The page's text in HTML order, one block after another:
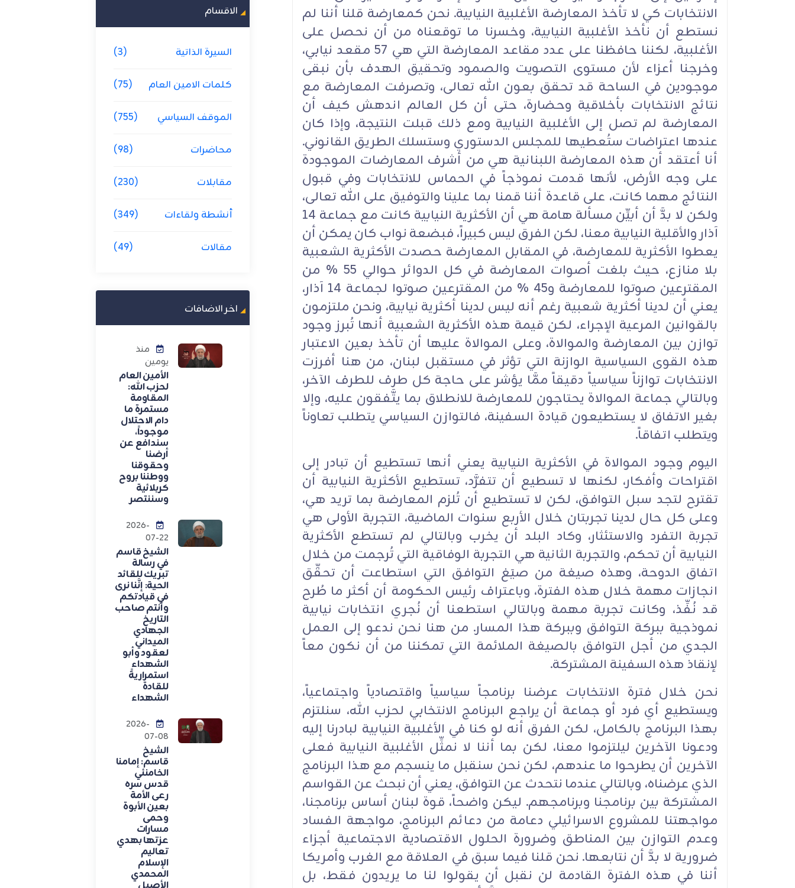
الانتخابات كي لا تأخذ المعارضة الأغلبية النيابية. نحن كمعارضة قلنا أننا لم
نستطع أن نأخذ الأغلبية النيابية، وخسرنا ما توقعناه من أن نحصل على
الأغلبية، لكننا حافظنا على عدد مقاعد المعارضة التي هي 57 مقعد نيابي،
وخرجنا أعزاء لأن مستوى التصويت والصمود وتحقيق الهدف بأن نبقى
موجودين في الساحة قد تحقق بعون الله تعالى، وتصرفت المعارضة مع
نتائج الانتخابات بأخلاقية وحضارة، حتى أن كل العالم اندهش كيف أن
المعارضة لم تصل إلى الأغلبية النيابية ومع ذلك قبلت النتيجة، وإذا كان
عندها اعتراضات ستُعطيها للمجلس الدستوري وستسلك الطريق القانوني.
أنا أعتقد أن هذه المعارضة اللبنانية هي من أشرف المعارضات الموجودة
على وجه الأرض، لأنها قدمت نموذجاً في الحماس للانتخابات وفي قبول
النتائج مهما كانت، على قاعدة أننا قمنا بما علينا والتوفيق على الله تعالى،
ولكن لا بدَّ أن أبيِّن مسألة هامة هي أن الأكثرية النيابية كانت مع جماعة 14
آذار والأقلية النيابية معنا، لكن الفرق ليس كبيراً، فبضعة نواب كان يمكن أن
يعطوا الأكثرية للمعارضة، في المقابل المعارضة حصدت الأكثرية الشعبية
بلا منازع، حيث بلغت أصوات المعارضة في كل الدوائر حوالي 55 % من
المقترعين صوتوا للمعارضة و45 % من المقترعين صوتوا لجماعة 14 آذار،
يعني أن لدينا أكثرية شعبية رغم أنه ليس لدينا أكثرية نيابية، ونحن ملتزمون
بالقوانين المرعية الإجراء، لكن قيمة هذه الأكثرية الشعبية أنها تُبرز وجود
توازن بين المعارضة والموالاة، وعلى الموالاة عليها أن تأخذ بعين الاعتبار
هذه القوى السياسية الوازنة التي تؤثر في مستقبل لبنان، من هنا أفرزت
الانتخابات توازناً سياسياً دقيقاً ممَّا يؤشر على حاجة كل طرف للطرف الآخر،
وبالتالي جماعة الموالاة يحتاجون للمعارضة للانطلاق بما يتَّفقون عليه، وإلا
بغير الاتفاق لا يستطيعون قيادة السفينة، فالتوازن السياسي يتطلب تعاوناً
ويتطلب اتفاقاً.
اليوم وجود الموالاة في الأكثرية النيابية يعني أنها تستطيع أن تبادر إلى
اقتراحات وأفكار، لكنها لا تسطيع أن تتفرَّد، تستطيع الأكثرية النيابية أن
تقترح لتجد سبل التوافق، لكن لا تستطيع أن تُلزم المعارضة بما تريد هي،
وعلى كل حال لدينا تجربتان خلال الأربع سنوات الماضية، التجربة الأولى هي
تجربة التفرد والاستئثار، وكاد البلد أن يخرب وبالتالي لم تستطع الأكثرية
النيابية أن تحكم، والتجربة الثانية هي التجربة الوفاقية التي تُرجمت من خلال
اتفاق الدوحة، وهذه صيغة من صيَغ التوافق التي استطاعت أن تحقِّق
انجازات مهمة خلال هذه الفترة، وباعتراف رئيس الحكومة أن أكثر ما طُرح
قد نُفِّذ، وكانت تجربة مهمة وبالتالي استطعنا أن نُجري انتخابات نيابية
نموذجية ببركة التوافق وببركة هذا المسار. من هنا نحن ندعو إلى العمل
الجدي من أجل التوافق بالصيغة الملائمة التي تمكننا من أن نكون معاً
لإنقاذ هذه السفينة المشتركة.
نحن خلال فترة الانتخابات عرضنا برنامجاً سياسياً واقتصادياً واجتماعياً،
ويستطيع أي فرد أو جماعة أن يراجع البرنامج الانتخابي لحزب الله، سنلتزم
بهذا البرنامج بالكامل، لكن الفرق أنه لو كنا في الأغلبية النيابية لبادرنا إليه
ودعونا الآخرين ليلتزموا معنا، لكن بما أننا لا نمثِّل الأغلبية النيابية فعلى
الآخرين أن يطرحوا ما عندهم، لكن نحن سنقبل ما ينسجم مع هذا البرنامج
الذي عرضناه، وبالتالي عندما نتحدث عن التوافق، يعني أن نبحث عن القواسم
المشتركة بين برنامجنا وبرنامجهم. ليكن واضحاً، قوة لبنان أساس برنامجنا،
مواجهتنا للمشروع الاسرائيلي دعامة من دعائم البرنامج، مواجهة الفساد
وعدم التوازن بين المناطق وضرورة الحلول الاقتصادية الاجتماعية أجزاء
ضرورية لا بدَّ أن نتابعها. نحن قلنا فيما سبق في العلاقة مع الغرب وأمريكا
أننا في هذه الفترة القادمة لن نقبل أن يقولوا لنا ما يريدون فقط، بل
الاقسام
السيرة الذاتية (3)
كلمات الامين العام (75)
الموقف السياسي (755)
محاضرات (98)
مقابلات (230)
أنشطة ولقاءات (349)
مقالات (49)
اخر الاضافات
منذ
يومين
الأمين العام
لحزب الله:
المقاومة
مستمرة ما
دام الاحتلال
موجوداً،
سندافع عن
أرضنا
وحقوقنا
ووطننا بروح
كربلائية
وسننتصر
2026-
07-22
الشيخ قاسم
في رسالة
تبريك للقائد
الحية: إنَّنا نرى
في قيادتكم
وأنتم صاحب
التاريخ
الجهادي
الميداني
لعقود وأبو
الشهداء
استمراريةً
للقادة
الشهداء
2026-
07-08
الشيخ
قاسم: إمامنا
الخامنئي
قدس سره
رعى الأمة
بعين الأبوة
وحمى
مسارات
عزتها بهدي
تعاليم
الإسلام
المحمدي